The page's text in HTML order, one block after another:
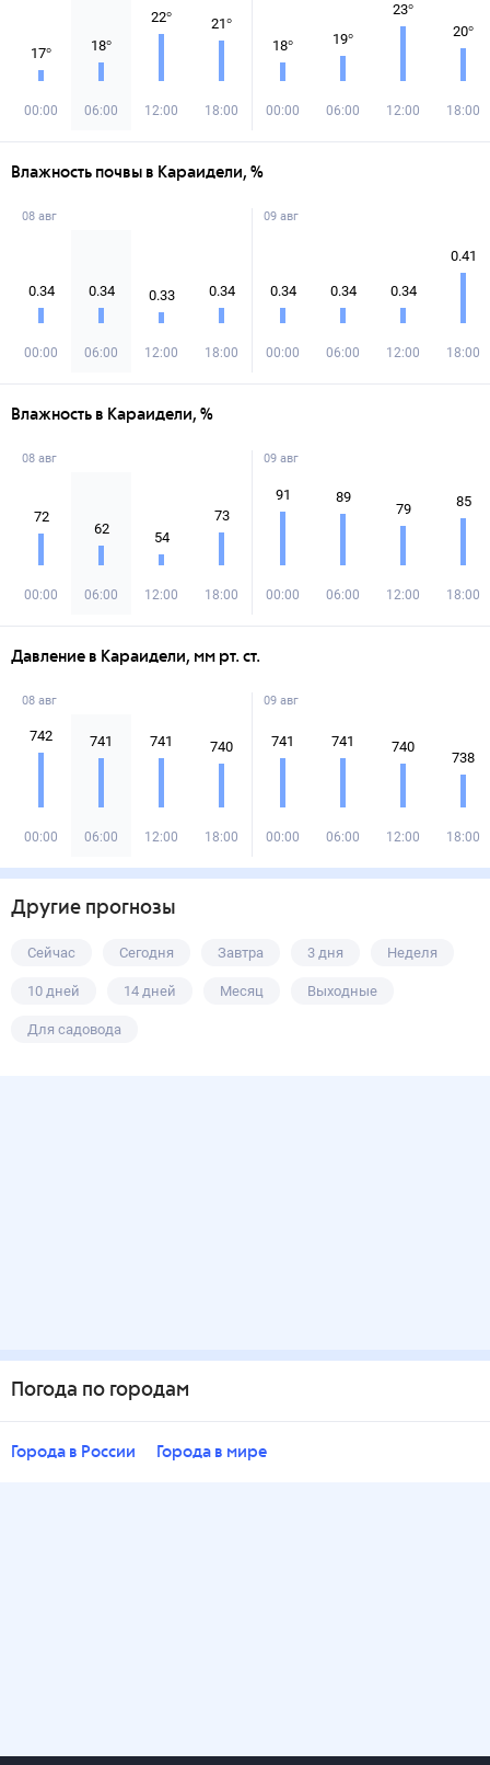
17°
00:00
18°
06:00
22°
12:00
21°
18:00
18°
00:00
19°
06:00
23°
12:00
20°
18:00
Влажность почвы в Караидели, %
08 авг
0.34
00:00
0.34
06:00
0.33
12:00
0.34
18:00
09 авг
0.34
00:00
0.34
06:00
0.34
12:00
0.41
18:00
Влажность в Караидели, %
08 авг
72
00:00
62
06:00
54
12:00
73
18:00
09 авг
91
00:00
89
06:00
79
12:00
85
18:00
Давление в Караидели, мм рт. ст.
08 авг
742
00:00
741
06:00
741
12:00
740
18:00
09 авг
741
00:00
741
06:00
740
12:00
738
18:00
Другие прогнозы
Сейчас Сегодня Завтра 3 дня Неделя
10 дней 14 дней Месяц Выходные
Для садовода
Погода по городам
Города в России Города в мире